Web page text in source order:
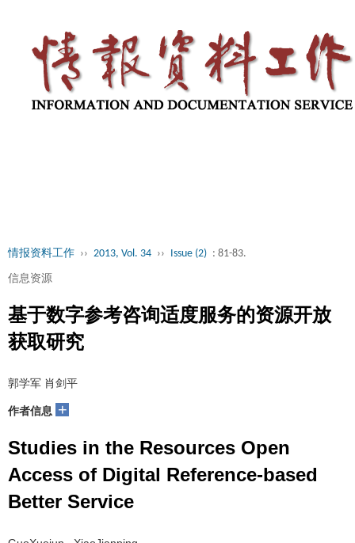
情报资料工作 ›› 2013, Vol. 34 ›› Issue (2) : 81-83.
信息资源
基于数字参考咨询适度服务的资源开放
获取研究
郭学军 肖剑平
作者信息 +
Studies in the Resources Open
Access of Digital Reference-based
Better Service